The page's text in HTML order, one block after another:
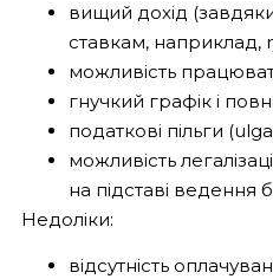
вищий дохід
ставкам, наприклад,
можливість
гнучкий графік і
податкові пільги
можливість
на підставі ведення
Недоліки:
відсутність